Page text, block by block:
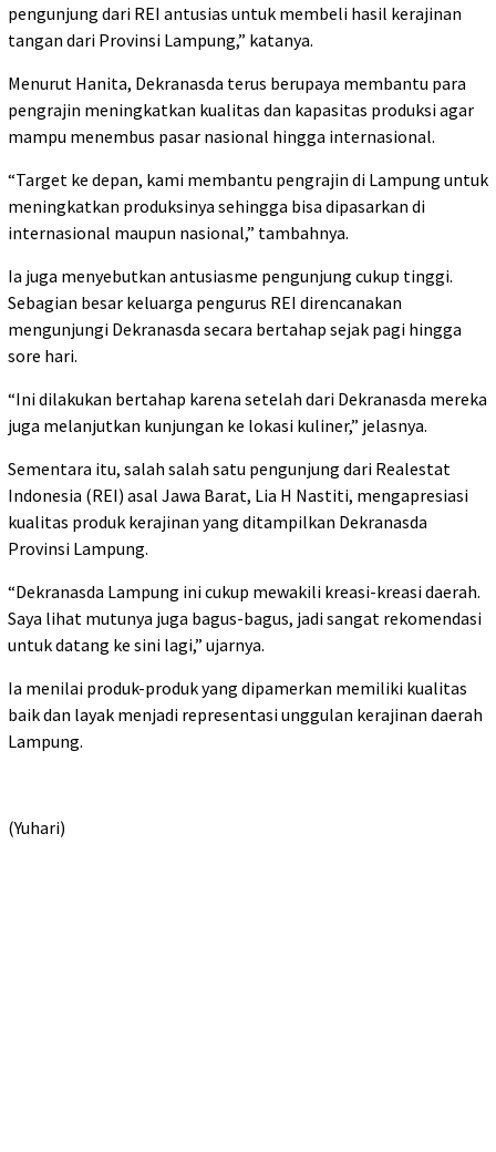
pengunjung dari REI antusias untuk membeli hasil kerajinan
tangan dari Provinsi Lampung,” katanya.
Menurut Hanita, Dekranasda terus berupaya membantu para
pengrajin meningkatkan kualitas dan kapasitas produksi agar
mampu menembus pasar nasional hingga internasional.
“Target ke depan, kami membantu pengrajin di Lampung untuk
meningkatkan produksinya sehingga bisa dipasarkan di
internasional maupun nasional,” tambahnya.
Ia juga menyebutkan antusiasme pengunjung cukup tinggi.
Sebagian besar keluarga pengurus REI direncanakan
mengunjungi Dekranasda secara bertahap sejak pagi hingga
sore hari.
“Ini dilakukan bertahap karena setelah dari Dekranasda mereka
juga melanjutkan kunjungan ke lokasi kuliner,” jelasnya.
Sementara itu, salah salah satu pengunjung dari Realestat
Indonesia (REI) asal Jawa Barat, Lia H Nastiti, mengapresiasi
kualitas produk kerajinan yang ditampilkan Dekranasda
Provinsi Lampung.
“Dekranasda Lampung ini cukup mewakili kreasi-kreasi daerah.
Saya lihat mutunya juga bagus-bagus, jadi sangat rekomendasi
untuk datang ke sini lagi,” ujarnya.
Ia menilai produk-produk yang dipamerkan memiliki kualitas
baik dan layak menjadi representasi unggulan kerajinan daerah
Lampung.
(Yuhari)